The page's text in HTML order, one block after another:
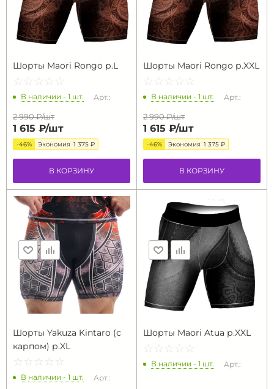
Шорты Maori Rongo р.L
☆ ☆ ☆ ☆ ☆
★ ★ ★ ★ ★
В наличии - 1 шт. Арт.:
2 990 ₽/шт
1 615 ₽/шт
-46% Экономия 1 375 ₽
В КОРЗИНУ
Шорты Maori Rongo р.XXL
☆ ☆ ☆ ☆ ☆
★ ★ ★ ★ ★
В наличии - 1 шт. Арт.:
2 990 ₽/шт
1 615 ₽/шт
-46% Экономия 1 375 ₽
В КОРЗИНУ
Шорты Yakuza Kintaro (с
карпом) р.XL
☆ ☆ ☆ ☆ ☆
★ ★ ★ ★ ★
В наличии - 1 шт. Арт.:
Шорты Maori Atua р.XXL
☆ ☆ ☆ ☆ ☆
★ ★ ★ ★ ★
В наличии - 1 шт. Арт.: